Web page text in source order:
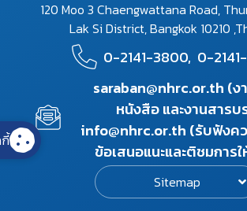
120 Moo 3 Chaengwattana Road,
Lak Si District, Bangkok 10210
0-2141-3800, 0-
saraban@nhrc.or.th (
หนังสือ และงานสาร
info@nhrc.or.th (รับฟังค
ข้อเสนอแนะและติชมการ
Sitemap